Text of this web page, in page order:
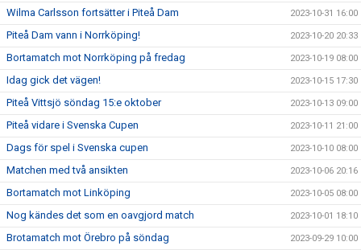
Wilma Carlsson fortsätter i Piteå Dam 2023-10-31 16:00
Piteå Dam vann i Norrköping! 2023-10-20 20:33
Bortamatch mot Norrköping på fredag 2023-10-19 08:00
Idag gick det vägen! 2023-10-15 17:30
Piteå Vittsjö söndag 15:e oktober 2023-10-13 09:00
Piteå vidare i Svenska Cupen 2023-10-11 21:00
Dags för spel i Svenska cupen 2023-10-10 08:00
Matchen med två ansikten 2023-10-06 20:16
Bortamatch mot Linköping 2023-10-05 08:00
Nog kändes det som en oavgjord match 2023-10-01 18:10
Brotamatch mot Örebro på söndag 2023-09-29 10:00